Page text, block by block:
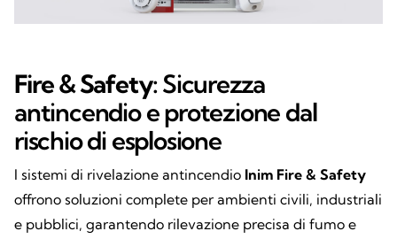
Fire & Safety:Sicurezza
antincendio e protezione dal
rischio di esplosione
I sistemi di rivelazione antincendio Inim Fire & Safety
offrono soluzioni complete per ambienti civili, industriali
e pubblici, garantendo rilevazione precisa di fumo e